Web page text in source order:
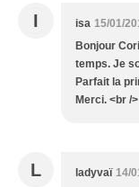
I isa 15/01/
Bonjour
temps. Je
Parfait la
Merci. <br />
L ladyvaï 14/